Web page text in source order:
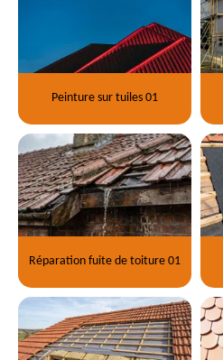
Peinture sur tuiles 01
Réparation fuite de toiture 01